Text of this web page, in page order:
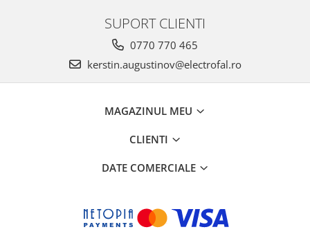
SUPORT CLIENTI
0770 770 465
kerstin.augustinov@electrofal.ro
MAGAZINUL MEU
CLIENTI
DATE COMERCIALE